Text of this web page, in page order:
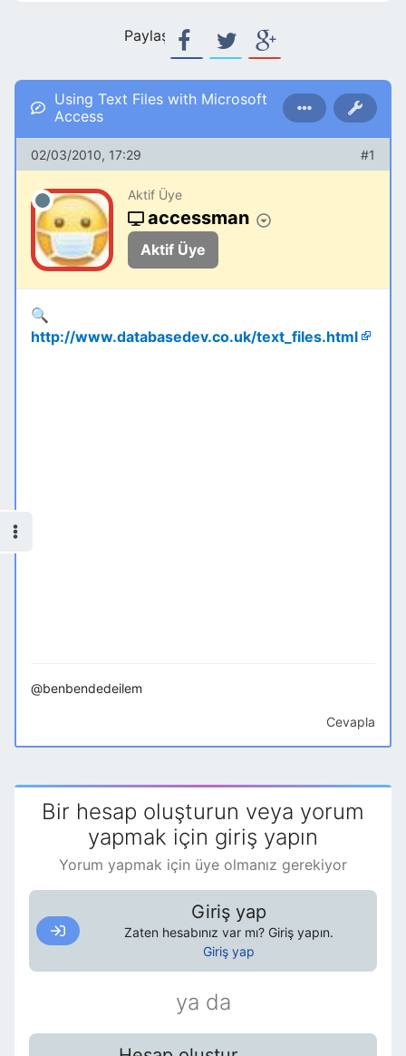
Paylaş:
Using Text Files with Microsoft
Access
02/03/2010, 17:29 #1
Aktif Üye
accessman
Aktif Üye
🔍
http://www.databasedev.co.uk/text_files.html
@benbendedeilem
Cevapla
Bir hesap oluşturun veya yorum
yapmak için giriş yapın
Yorum yapmak için üye olmanız gerekiyor
Giriş yap
Zaten hesabınız var mı? Giriş yapın.
Giriş yap
ya da